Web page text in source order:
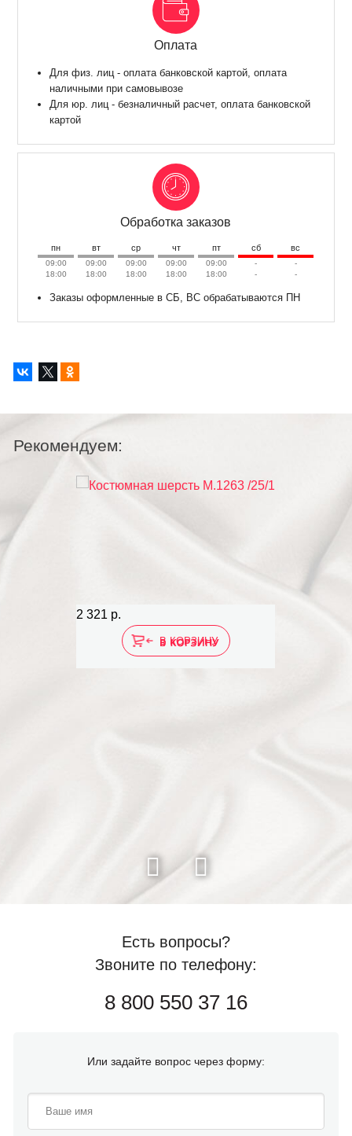
Оплата
Для физ. лиц - оплата банковской картой, оплата
наличными при самовывозе
Для юр. лиц - безналичный расчет, оплата банковской
картой
Обработка заказов
пн вт ср чт пт сб вс
09:00
18:00
09:00
18:00
09:00
18:00
09:00
18:00
09:00
18:00
-
-
-
-
Заказы оформленные в СБ, ВС обрабатываются ПН
Рекомендуем:
2 321 р.
В КОРЗИНУ
Есть вопросы?
Звоните по телефону:
8 800 550 37 16
Или задайте вопрос через форму: